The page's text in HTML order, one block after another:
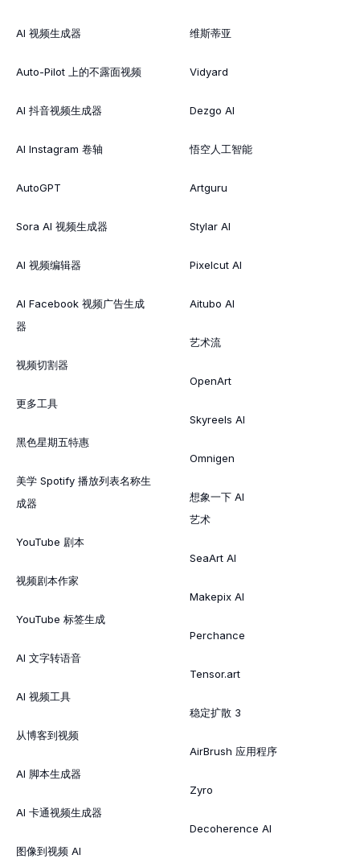
AI 视频生成器
Auto-Pilot 上的不露面视频
AI 抖音视频生成器
AI Instagram 卷轴
AutoGPT
Sora AI 视频生成器
AI 视频编辑器
AI Facebook 视频广告生成
器
视频切割器
更多工具
黑色星期五特惠
美学 Spotify 播放列表名称生
成器
YouTube 剧本
视频剧本作家
YouTube 标签生成
AI 文字转语音
AI 视频工具
从博客到视频
AI 脚本生成器
AI 卡通视频生成器
图像到视频 AI
维斯蒂亚
Vidyard
Dezgo AI
悟空人工智能
Artguru
Stylar AI
Pixelcut AI
Aitubo AI
艺术流
OpenArt
Skyreels AI
Omnigen
想象一下 AI
艺术
SeaArt AI
Makepix AI
Perchance
Tensor.art
稳定扩散 3
AirBrush 应用程序
Zyro
Decoherence AI